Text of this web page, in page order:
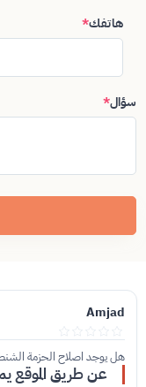
هاتفك*
سؤال*
Amjad
هل يوجد اصلاح الحزمة الشنط
عن طريق الموقع